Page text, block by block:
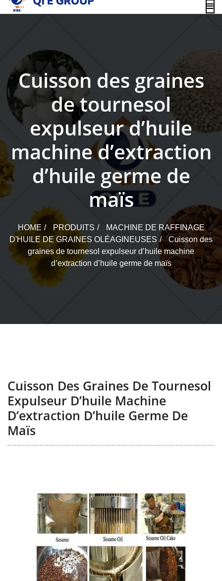
content
Cuisson des graines
de tournesol
expulseur d’huile
machine d’extraction
d’huile germe de
maïs
HOME PRODUITS
MACHINE DE RAFFINAGE
D'HUILE DE GRAINES OLÉAGINEUSES
Cuisson des
graines de tournesol expulseur d’huile machine
d’extraction d’huile germe de maïs
Cuisson Des Graines De Tournesol
Expulseur D’huile Machine
D’extraction D’huile Germe De
Maïs